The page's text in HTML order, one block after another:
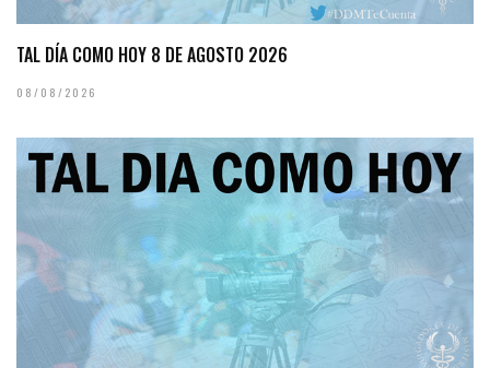
TAL DÍA COMO HOY 8 DE AGOSTO 2026
08/08/2026